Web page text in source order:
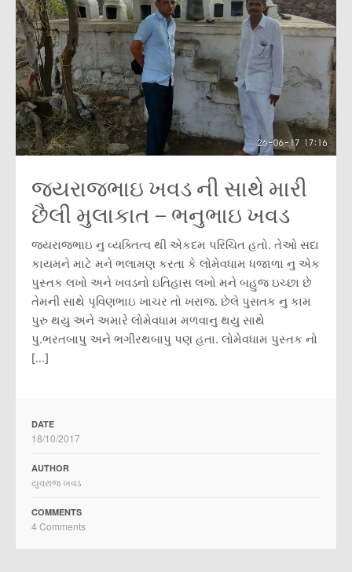
જયરાજભાઇ ખવડ ની સાથે મારી
છૈલી મુલાકાત – ભનુભાઇ ખવડ
જયરાજભાઇ નુ વ્યક્તિત્વ થી એકદમ પરિચિત હતો. તેઓ સદા
કાયમને માટે મને ભલામણ કરતા કે લોમેવધામ ધજાળા નુ એક
પુસ્તક લખો અને ખવડનો ઇતિહાસ લખો મને બહુજ ઇચ્છા છે
તેમની સાથે પૃવિણભાઇ ખાચર તો ખરાજ. છેલે પુસતક નુ કામ
પુરુ થયુ અને અમારે લોમેવધામ મળવાનુ થયુ સાથે
પુ.ભરતબાપુ અને ભગીરથબાપુ પણ હતા. લોમેવધામ પુસ્તક નો
[…]
DATE
18/10/2017
AUTHOR
યુવરાજ ખવડ
COMMENTS
4 Comments